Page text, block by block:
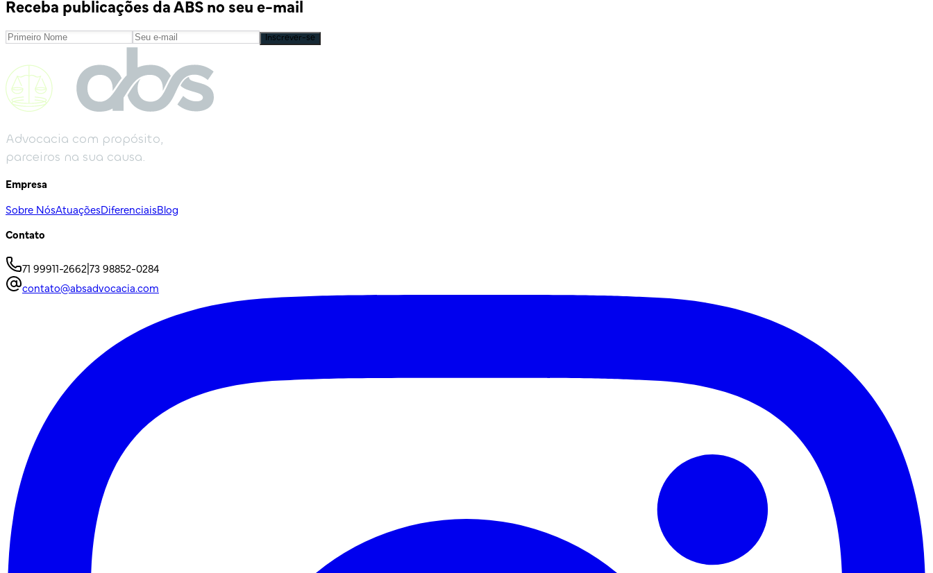
Receba publicações da ABS no seu e-mail
Inscrever-se
Advocacia com propósito,
parceiros na sua causa.
Empresa
Sobre NósAtuações DiferenciaisBlog
Contato
71 99911-2662 73 98852-0284
contato@absadvocacia.com